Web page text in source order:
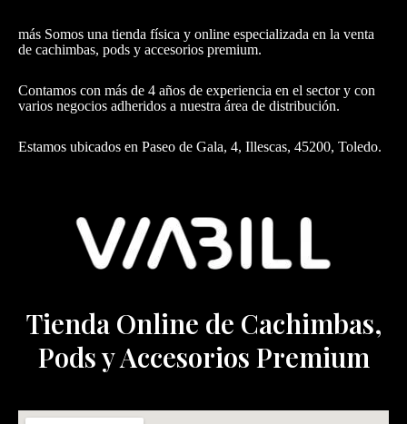
más Somos una tienda física y online especializada en la venta
de cachimbas, pods y accesorios premium.
Contamos con más de 4 años de experiencia en el sector y con
varios negocios adheridos a nuestra área de distribución.
Estamos ubicados en Paseo de Gala, 4, Illescas, 45200, Toledo.
Tienda Online de Cachimbas,
Pods y Accesorios Premium